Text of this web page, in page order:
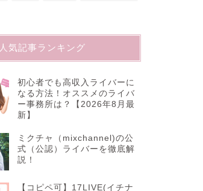
人気記事ランキング
初心者でも高収入ライバーに
なる方法！オススメのライバ
ー事務所は？【2026年8月最
新】
ミクチャ（mixchannel)の公
式（公認）ライバーを徹底解
説！
【コピペ可】17LIVE(イチナ